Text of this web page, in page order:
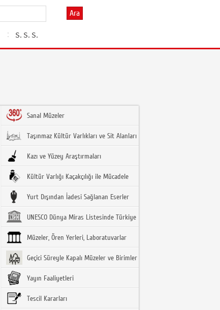
Ara
S. S. S.
Sanal Müzeler
Taşınmaz Kültür Varlıkları ve Sit Alanları
Kazı ve Yüzey Araştırmaları
Kültür Varlığı Kaçakçılığı ile Mücadele
Yurt Dışından İadesi Sağlanan Eserler
UNESCO Dünya Miras Listesinde Türkiye
Müzeler, Ören Yerleri, Laboratuvarlar
Geçici Süreyle Kapalı Müzeler ve Birimler
Yayın Faaliyetleri
Tescil Kararları